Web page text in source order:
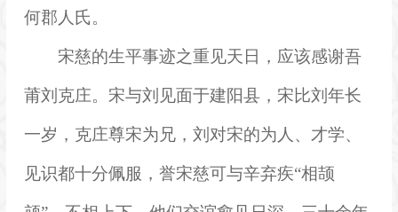
何郡人氏。
宋慈的生平事迹之重见天日，应该感谢吾
莆刘克庄。宋与刘见面于建阳县，宋比刘年长
一岁，克庄尊宋为兄，刘对宋的为人、才学、
见识都十分佩服，誉宋慈可与辛弃疾“相颉